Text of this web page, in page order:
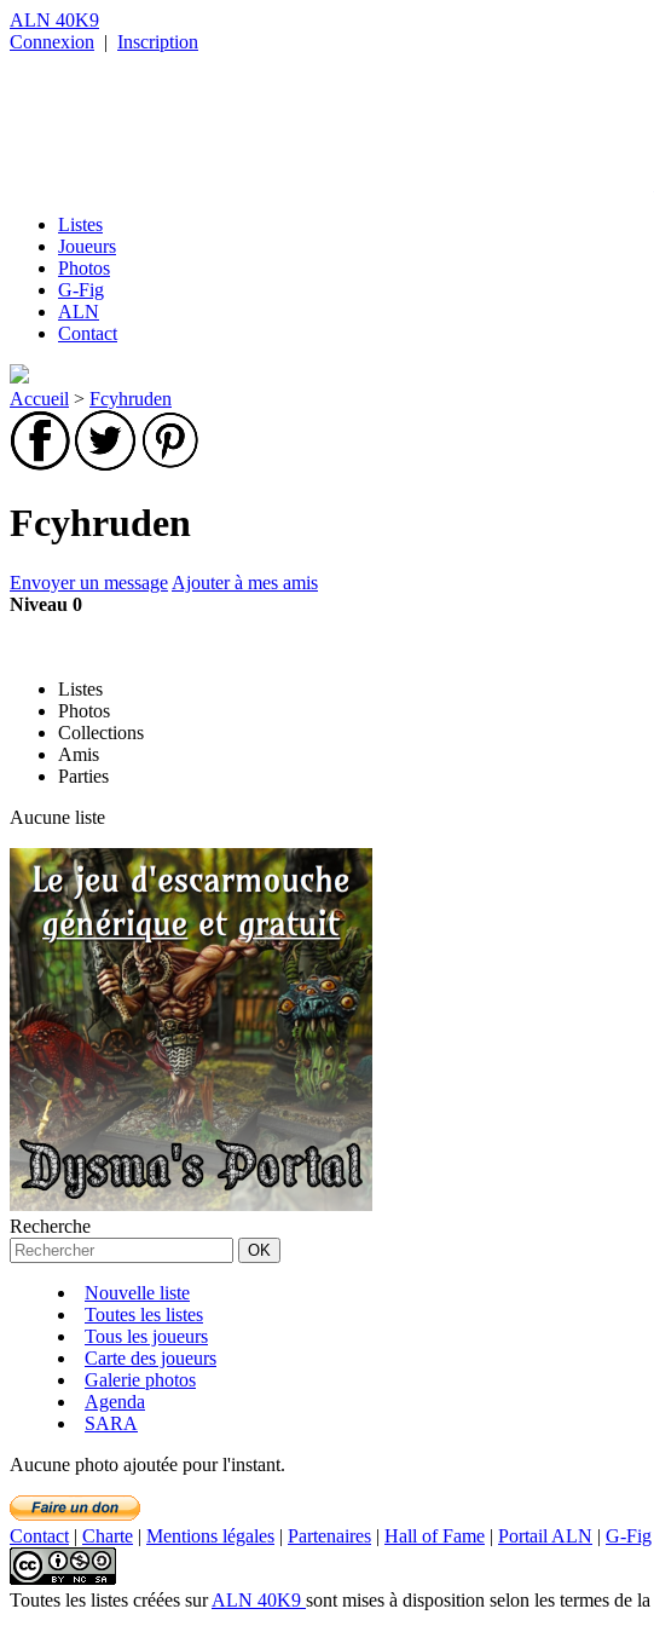
ALN 40K9
Connexion | Inscription
Listes
Joueurs
Photos
G-Fig
ALN
Contact
Accueil > Fcyhruden
Fcyhruden
Envoyer un message Ajouter à mes amis
Niveau 0
Listes
Photos
Collections
Amis
Parties
Aucune liste
Recherche
Nouvelle liste
Toutes les listes
Tous les joueurs
Carte des joueurs
Galerie photos
Agenda
SARA
Aucune photo ajoutée pour l'instant.
Contact | Charte | Mentions légales | Partenaires | Hall of Fame | Portail ALN | G-Fig
Toutes les listes créées surALN 40K9 sont mises à disposition selon les termes de la